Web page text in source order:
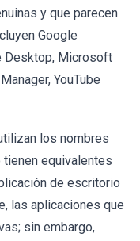
y que parecen
Google
Desktop, Microsoft
YouTube
los nombres
equivalentes
de escritorio
las aplicaciones que
sin embargo,